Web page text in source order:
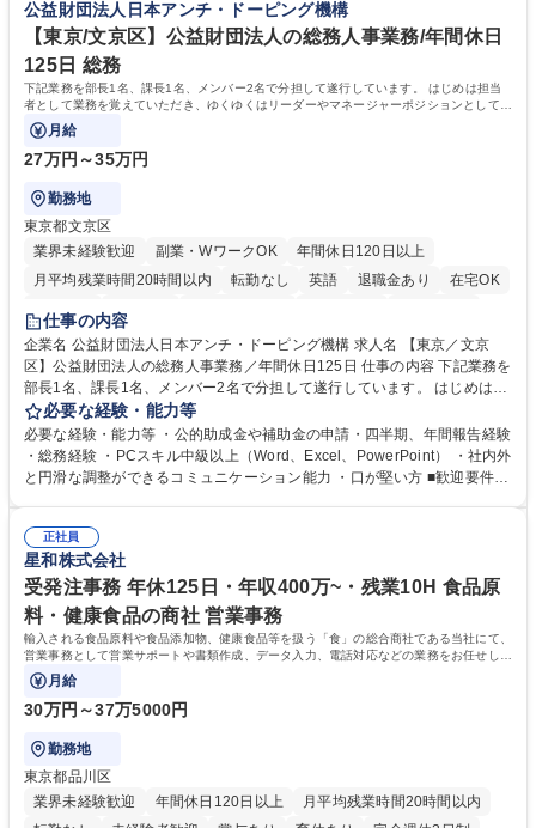
歴・資格 学歴：大学院 大学 高専 短大 専修学校 高校 語学力： 資格：
公益財団法人日本アンチ・ドーピング機構
【東京/文京区】公益財団法人の総務人事業務/年間休日
125日 総務
下記業務を部長1名、課長1名、メンバー2名で分担して遂行しています。 はじめは担当
者として業務を覚えていただき、ゆくゆくはリーダーやマネージャーポジションとして活
躍いただくことを期待しています。
月給
27万円～35万円
勤務地
東京都文京区
業界未経験歓迎
副業・WワークOK
年間休日120日以上
月平均残業時間20時間以内
転勤なし 英語 退職金あり
在宅OK
賞与あり
育休あり
食事補助あり
仕事の内容
企業名 公益財団法人日本アンチ・ドーピング機構 求人名 【東京／文京
区】公益財団法人の総務人事業務／年間休日125日 仕事の内容 下記業務を
部長1名、課長1名、メンバー2名で分担して遂行しています。 はじめは担
当者として業務を覚えていただき、ゆくゆくはリーダーやマネージャーポ
ジションとして活躍いただくことを期待しています。 【総務・人事グルー
プの業務内容】 ・人事制度関連 ・採用活動 ・教育研修の企画、実行 ・勤
怠管理 ・官公庁への各種提出 ・法定の会議運営（評議員会、理事会） ・
管理 ・福利厚生関連 ・職員からの問合せ、相談対応 ・その他日常の総務
業務全般 募集職種 【東京／文京区】公益財団法人の総務人事業務／年間
休日125日
必要な経験・能力等
必要な経験・能力等 ・公的助成金や補助金の申請・四半期、年間報告経験
・総務経験 ・PCスキル中級以上（Word、Excel、PowerPoint） ・社内外
と円滑な調整ができるコミュニケーション能力 ・口が堅い方 ■歓迎要件
正社員
星和株式会社
受発注事務 年休125日・年収400万~・残業10H 食品原
料・健康食品の商社 営業事務
輸入される食品原料や食品添加物、健康食品等を扱う「食」の総合商社である当社にて、
営業事務として営業サポートや書類作成、データ入力、電話対応などの業務をお任せしま
す。
月給
30万円～37万5000円
勤務地
東京都品川区
業界未経験歓迎
年間休日120日以上
月平均残業時間20時間以内